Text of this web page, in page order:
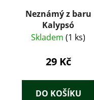
Neznámý z baru
Kalypsó
Skladem (1 ks)
29 Kč
DO KOŠÍKU